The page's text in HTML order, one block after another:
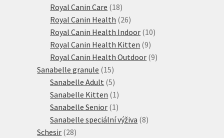
Royal Canin Care 1818
produktů
Royal Canin Health 2626
produktů
Royal Canin Health Indoor 1010
Royal Canin Health Kitten 99
produktů
Royal Canin Health Outdoor 99
Sanabelle granule 1515
produktů
Sanabelle Adult 55
produktů
Sanabelle Kitten 1 1
produkt
Sanabelle Senior 1 1
produkt
Sanabelle speciální výživa 88
Schesir 2828